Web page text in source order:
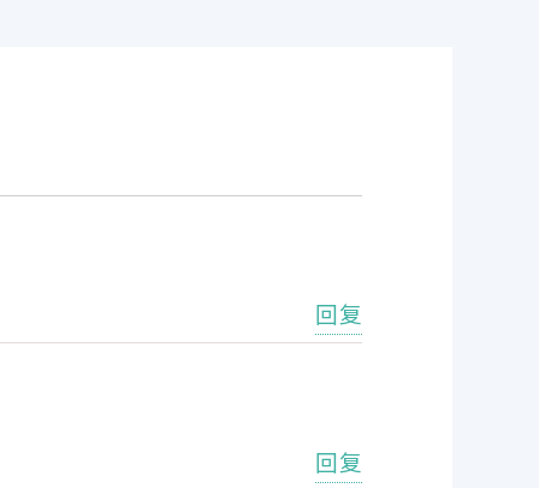
回复
回复